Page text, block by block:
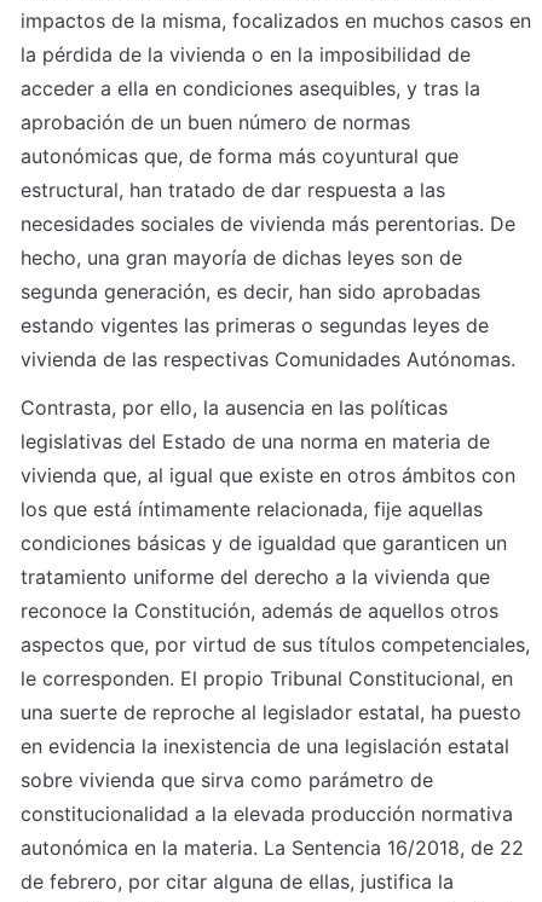
impactos de la misma, focalizados en muchos casos en
la pérdida de la vivienda o en la imposibilidad de
acceder a ella en condiciones asequibles, y tras la
aprobación de un buen número de normas
autonómicas que, de forma más coyuntural que
estructural, han tratado de dar respuesta a las
necesidades sociales de vivienda más perentorias. De
hecho, una gran mayoría de dichas leyes son de
segunda generación, es decir, han sido aprobadas
estando vigentes las primeras o segundas leyes de
vivienda de las respectivas Comunidades Autónomas.
Contrasta, por ello, la ausencia en las políticas
legislativas del Estado de una norma en materia de
vivienda que, al igual que existe en otros ámbitos con
los que está íntimamente relacionada, fije aquellas
condiciones básicas y de igualdad que garanticen un
tratamiento uniforme del derecho a la vivienda que
reconoce la Constitución, además de aquellos otros
aspectos que, por virtud de sus títulos competenciales,
le corresponden. El propio Tribunal Constitucional, en
una suerte de reproche al legislador estatal, ha puesto
en evidencia la inexistencia de una legislación estatal
sobre vivienda que sirva como parámetro de
constitucionalidad a la elevada producción normativa
autonómica en la materia. La Sentencia 16/2018, de 22
de febrero, por citar alguna de ellas, justifica la